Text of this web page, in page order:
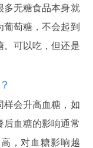
多无糖食品本身就
萄糖，不会起到
。可以吃，但还是
样会升高血糖，如
血糖的影响通常
，对血糖影响越